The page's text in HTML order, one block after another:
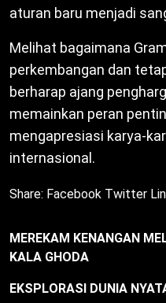
aturan baru menjadi
Melihat bagaimana
perkembangan dan
berharap ajang
memainkan peran
mengapresiasi karya-
internasional.
Share: Facebook Twitter
MEREKAM KENANGAN
KALA GHODA
EKSPLORASI DUNIA